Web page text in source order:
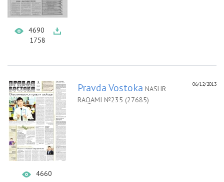
4690
1758
4660
06/12/2013
Pravda Vostoka NASHR
RAQAMI №235 (27685)